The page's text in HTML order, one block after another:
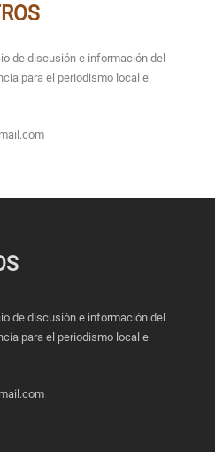
de discusión e información del
para el periodismo local e
de discusión e información del
para el periodismo local e